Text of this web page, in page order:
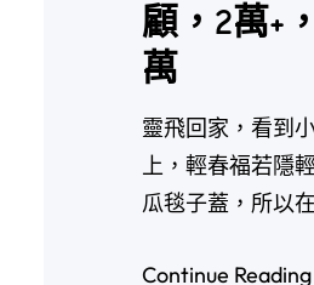
顧，2萬+
萬
靈飛回家，看到
上，輕春福若隱
瓜毯子蓋，所以
Continue Reading